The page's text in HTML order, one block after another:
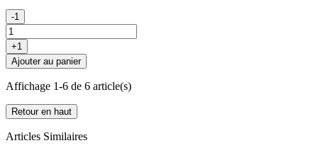
-1
+1
Ajouter au panier
Affichage 1-6 de 6 article(s)
Retour en haut
Articles Similaires